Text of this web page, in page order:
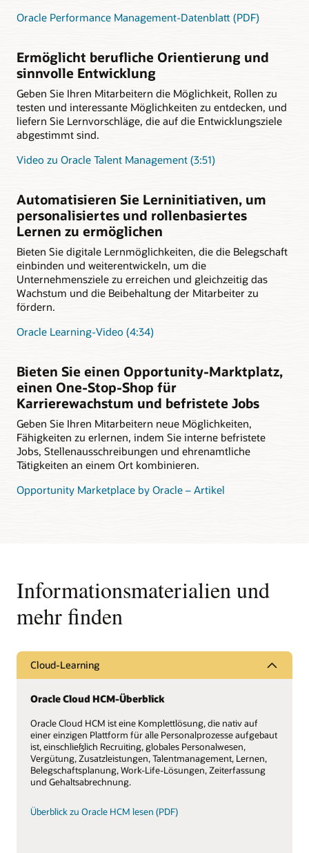
Oracle Performance Management-Datenblatt (PDF)
Ermöglicht berufliche Orientierung und
sinnvolle Entwicklung
Geben Sie Ihren Mitarbeitern die Möglichkeit, Rollen zu
testen und interessante Möglichkeiten zu entdecken, und
liefern Sie Lernvorschläge, die auf die Entwicklungsziele
abgestimmt sind.
Video zu Oracle Talent Management (3:51)
Automatisieren Sie Lerninitiativen, um
personalisiertes und rollenbasiertes
Lernen zu ermöglichen
Bieten Sie digitale Lernmöglichkeiten, die die Belegschaft
einbinden und weiterentwickeln, um die
Unternehmensziele zu erreichen und gleichzeitig das
Wachstum und die Beibehaltung der Mitarbeiter zu
fördern.
Oracle Learning-Video (4:34)
Bieten Sie einen Opportunity-Marktplatz,
einen One-Stop-Shop für
Karrierewachstum und befristete Jobs
Geben Sie Ihren Mitarbeitern neue Möglichkeiten,
Fähigkeiten zu erlernen, indem Sie interne befristete
Jobs, Stellenausschreibungen und ehrenamtliche
Tätigkeiten an einem Ort kombinieren.
Opportunity Marketplace by Oracle – Artikel
Informationsmaterialien und
mehr finden
Cloud-Learning
Oracle Cloud HCM-Überblick
Oracle Cloud HCM ist eine Komplettlösung, die nativ auf
einer einzigen Plattform für alle Personalprozesse aufgebaut
ist, einschließlich Recruiting, globales Personalwesen,
Vergütung, Zusatzleistungen, Talentmanagement, Lernen,
Belegschaftsplanung, Work-Life-Lösungen, Zeiterfassung
und Gehaltsabrechnung.
Überblick zu Oracle HCM lesen (PDF)